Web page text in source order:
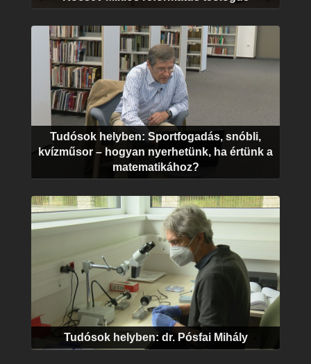
Tudósok helyben: Sportfogadás, snóbli,
kvízműsor – hogyan nyerhetünk, ha értünk a
matematikához?
Tudósok helyben: dr. Pósfai Mihály